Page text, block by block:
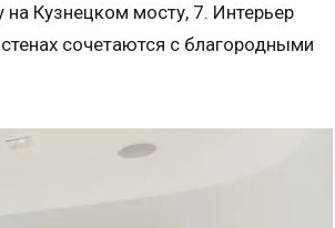
Кузнецком мосту, 7. Интерьер
сочетаются с благородными